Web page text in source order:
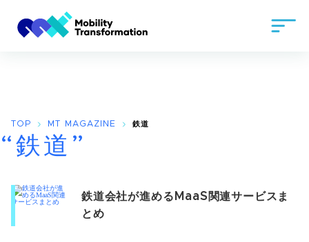
TOP MT MAGAZINE 鉄道
“鉄道”
鉄道会社が進めるMaaS関連サービスま
とめ